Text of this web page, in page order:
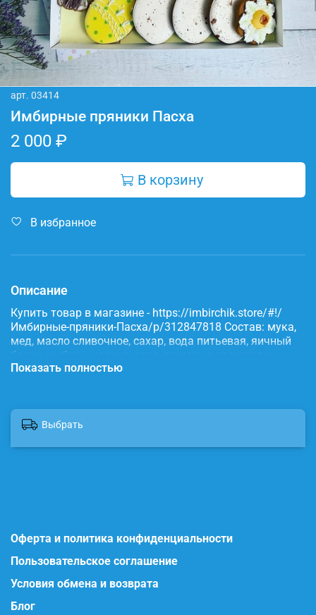
арт. 03414
Имбирные пряники Пасха
2 000 ₽
В корзину
В избранное
Описание
Купить товар в магазине - https://imbirchik.store/#!/
Имбирные-пряники-Пасха/p/312847818 Состав: мука,
мед, масло сливочное, сахар, вода питьевая, яичный
белок, имбирь, корица, сода, пищевые красители.
Показать полностью
Выбрать
Оферта и политика конфиденциальности
Пользовательское соглашение
Условия обмена и возврата
Блог